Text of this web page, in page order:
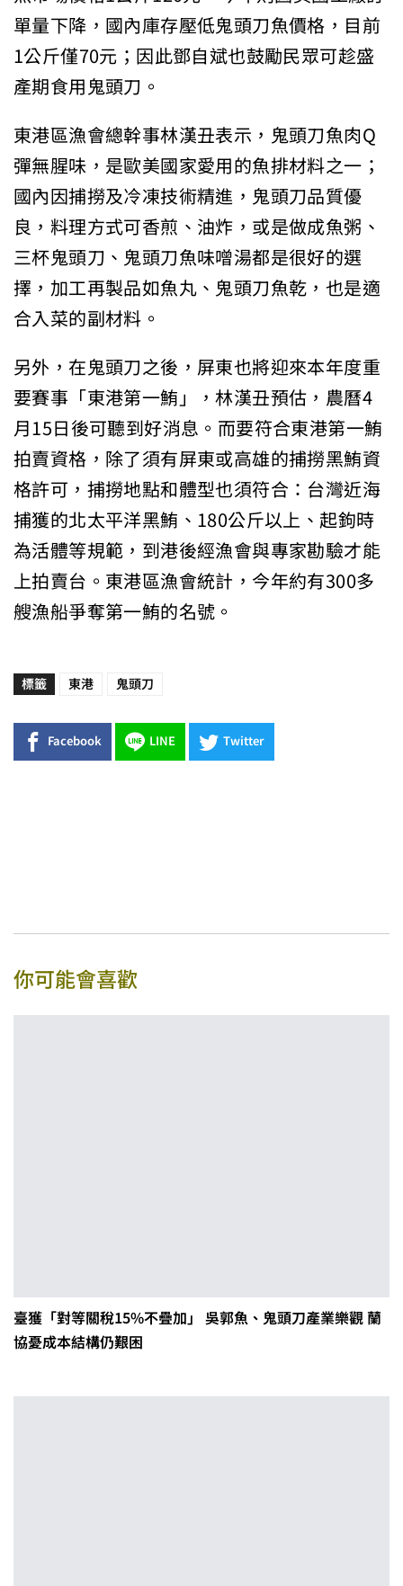
單量下降，國內庫存壓低鬼頭刀魚價格，目前
1公斤僅70元；因此鄧自斌也鼓勵民眾可趁盛
產期食用鬼頭刀。
東港區漁會總幹事林漢丑表示，鬼頭刀魚肉Q
彈無腥味，是歐美國家愛用的魚排材料之一；
國內因捕撈及冷凍技術精進，鬼頭刀品質優
良，料理方式可香煎、油炸，或是做成魚粥、
三杯鬼頭刀、鬼頭刀魚味噌湯都是很好的選
擇，加工再製品如魚丸、鬼頭刀魚乾，也是適
合入菜的副材料。
另外，在鬼頭刀之後，屏東也將迎來本年度重
要賽事「東港第一鮪」，林漢丑預估，農曆4
月15日後可聽到好消息。而要符合東港第一鮪
拍賣資格，除了須有屏東或高雄的捕撈黑鮪資
格許可，捕撈地點和體型也須符合：台灣近海
捕獲的北太平洋黑鮪、180公斤以上、起鉤時
為活體等規範，到港後經漁會與專家勘驗才能
上拍賣台。東港區漁會統計，今年約有300多
艘漁船爭奪第一鮪的名號。
標籤 東港 鬼頭刀
Facebook LINE Twitter
你可能會喜歡
臺獲「對等關稅15%不疊加」 吳郭魚、鬼頭刀產業樂觀 蘭
協憂成本結構仍艱困